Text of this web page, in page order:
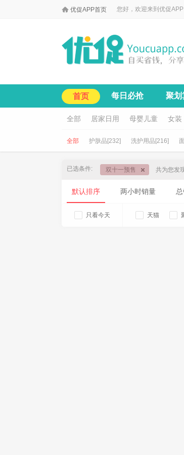
 优促APP首页 您好，欢迎来到优促APP
首页 每日必抢 聚划
全部 居家日用 母婴儿童 女装
全部 护肤品[232] 洗护用品[216]
已选条件: 双十一预售 共为您发
默认排序 两小时销量
只看今天 天猫